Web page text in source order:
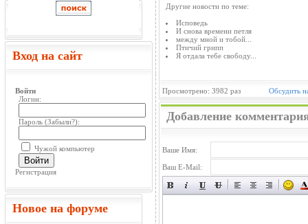
Вход на сайт
Войти
Логин:
Пароль (Забыли?):
Чужой компьютер
Войти
Регистрация
Новое на форуме
Другие новости по теме:
Исповедь
И снова времени петля
между мной и тобой...
Птичий грипп
Я отдала тебе свободу...
Просмотрено: 3982 раз Обсудить
Добавление
Ваше Имя:
Ваш E-Mail: